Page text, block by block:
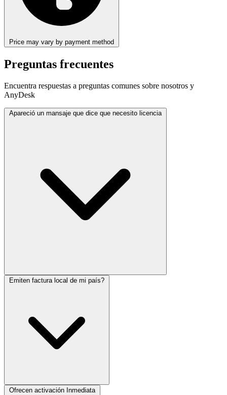
Price may vary by payment method
Preguntas frecuentes
Encuentra respuestas a preguntas comunes sobre nosotros y
AnyDesk
Apareció un mansaje que dice que necesito licencia
Emiten factura local de mi país?
Ofrecen activación Inmediata